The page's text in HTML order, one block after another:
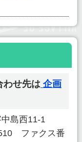
わせ先は 企画
島西11-1
ファクス番